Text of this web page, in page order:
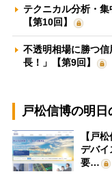
テクニカル分析・
【第10回】
不透明相場に勝つ
長！」【第9回】
戸松信博の明日
【戸
デバイ
要…